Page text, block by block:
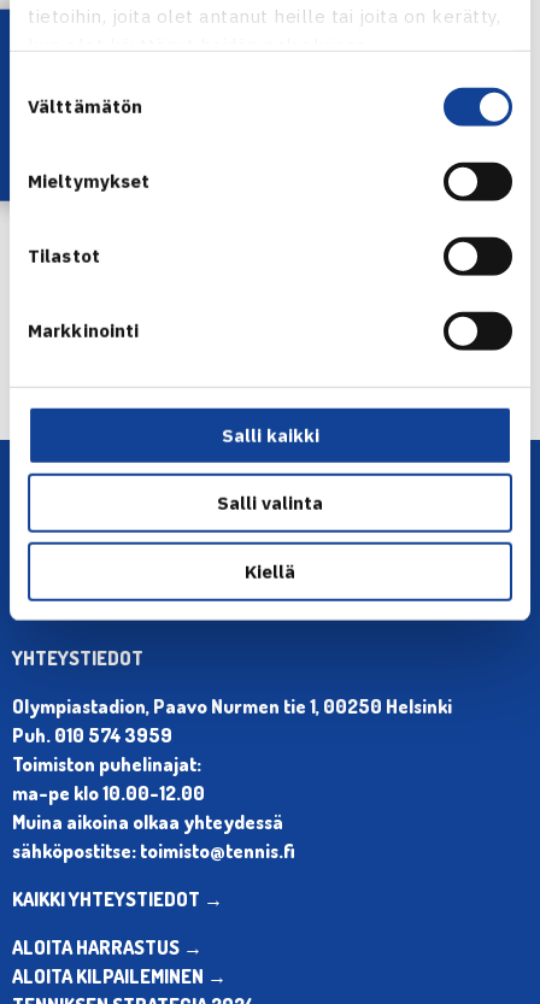
tietoihin, joita olet antanut heille tai joita on kerätty,
valinta
Välttämätön
Mieltymykset
Tilastot
Markkinointi
Salli kaikki
Salli valinta
Kiellä
Lataa OmaTennis!
YHTEYSTIEDOT
Olympiastadion, Paavo Nurmen tie 1, 00250 Helsinki
Puh. 010 574 3959
Toimiston puhelinajat:
ma-pe klo 10.00-12.00
Muina aikoina olkaa yhteydessä
sähköpostitse: toimisto@tennis.fi
KAIKKI YHTEYSTIEDOT →
ALOITA HARRASTUS →
ALOITA KILPAILEMINEN →